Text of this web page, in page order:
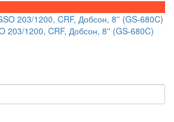
203/1200, CRF, Добсон, 8'' (GS-680C)